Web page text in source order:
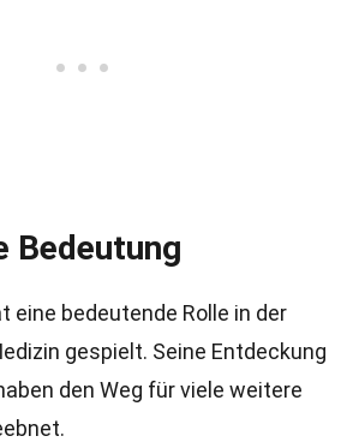
Bedeutung
eine bedeutende Rolle in der
gespielt. Seine Entdeckung
den Weg für viele weitere